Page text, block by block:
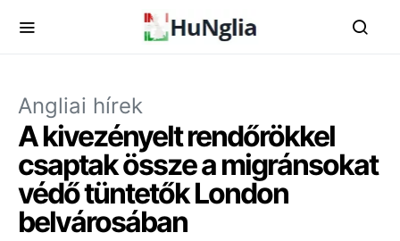
Angliai hírek
A kivezényelt rendőrökkel
csaptak össze a migránsokat
védő tüntetők London
belvárosában